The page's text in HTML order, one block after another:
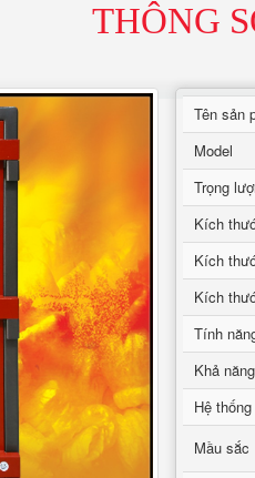
THÔNG
Tên sản
Model
Trọng
Kích
Kích
Kích
Tính
Khả
Hệ
Mầu sắc